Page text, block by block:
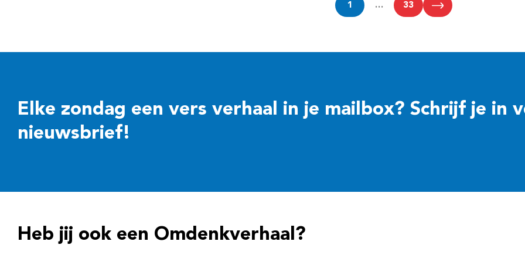
1 … 33
Elke zondag een vers verhaal in je mailbox? Schrijf je in
nieuwsbrief!
Heb jij ook een Omdenkverhaal?